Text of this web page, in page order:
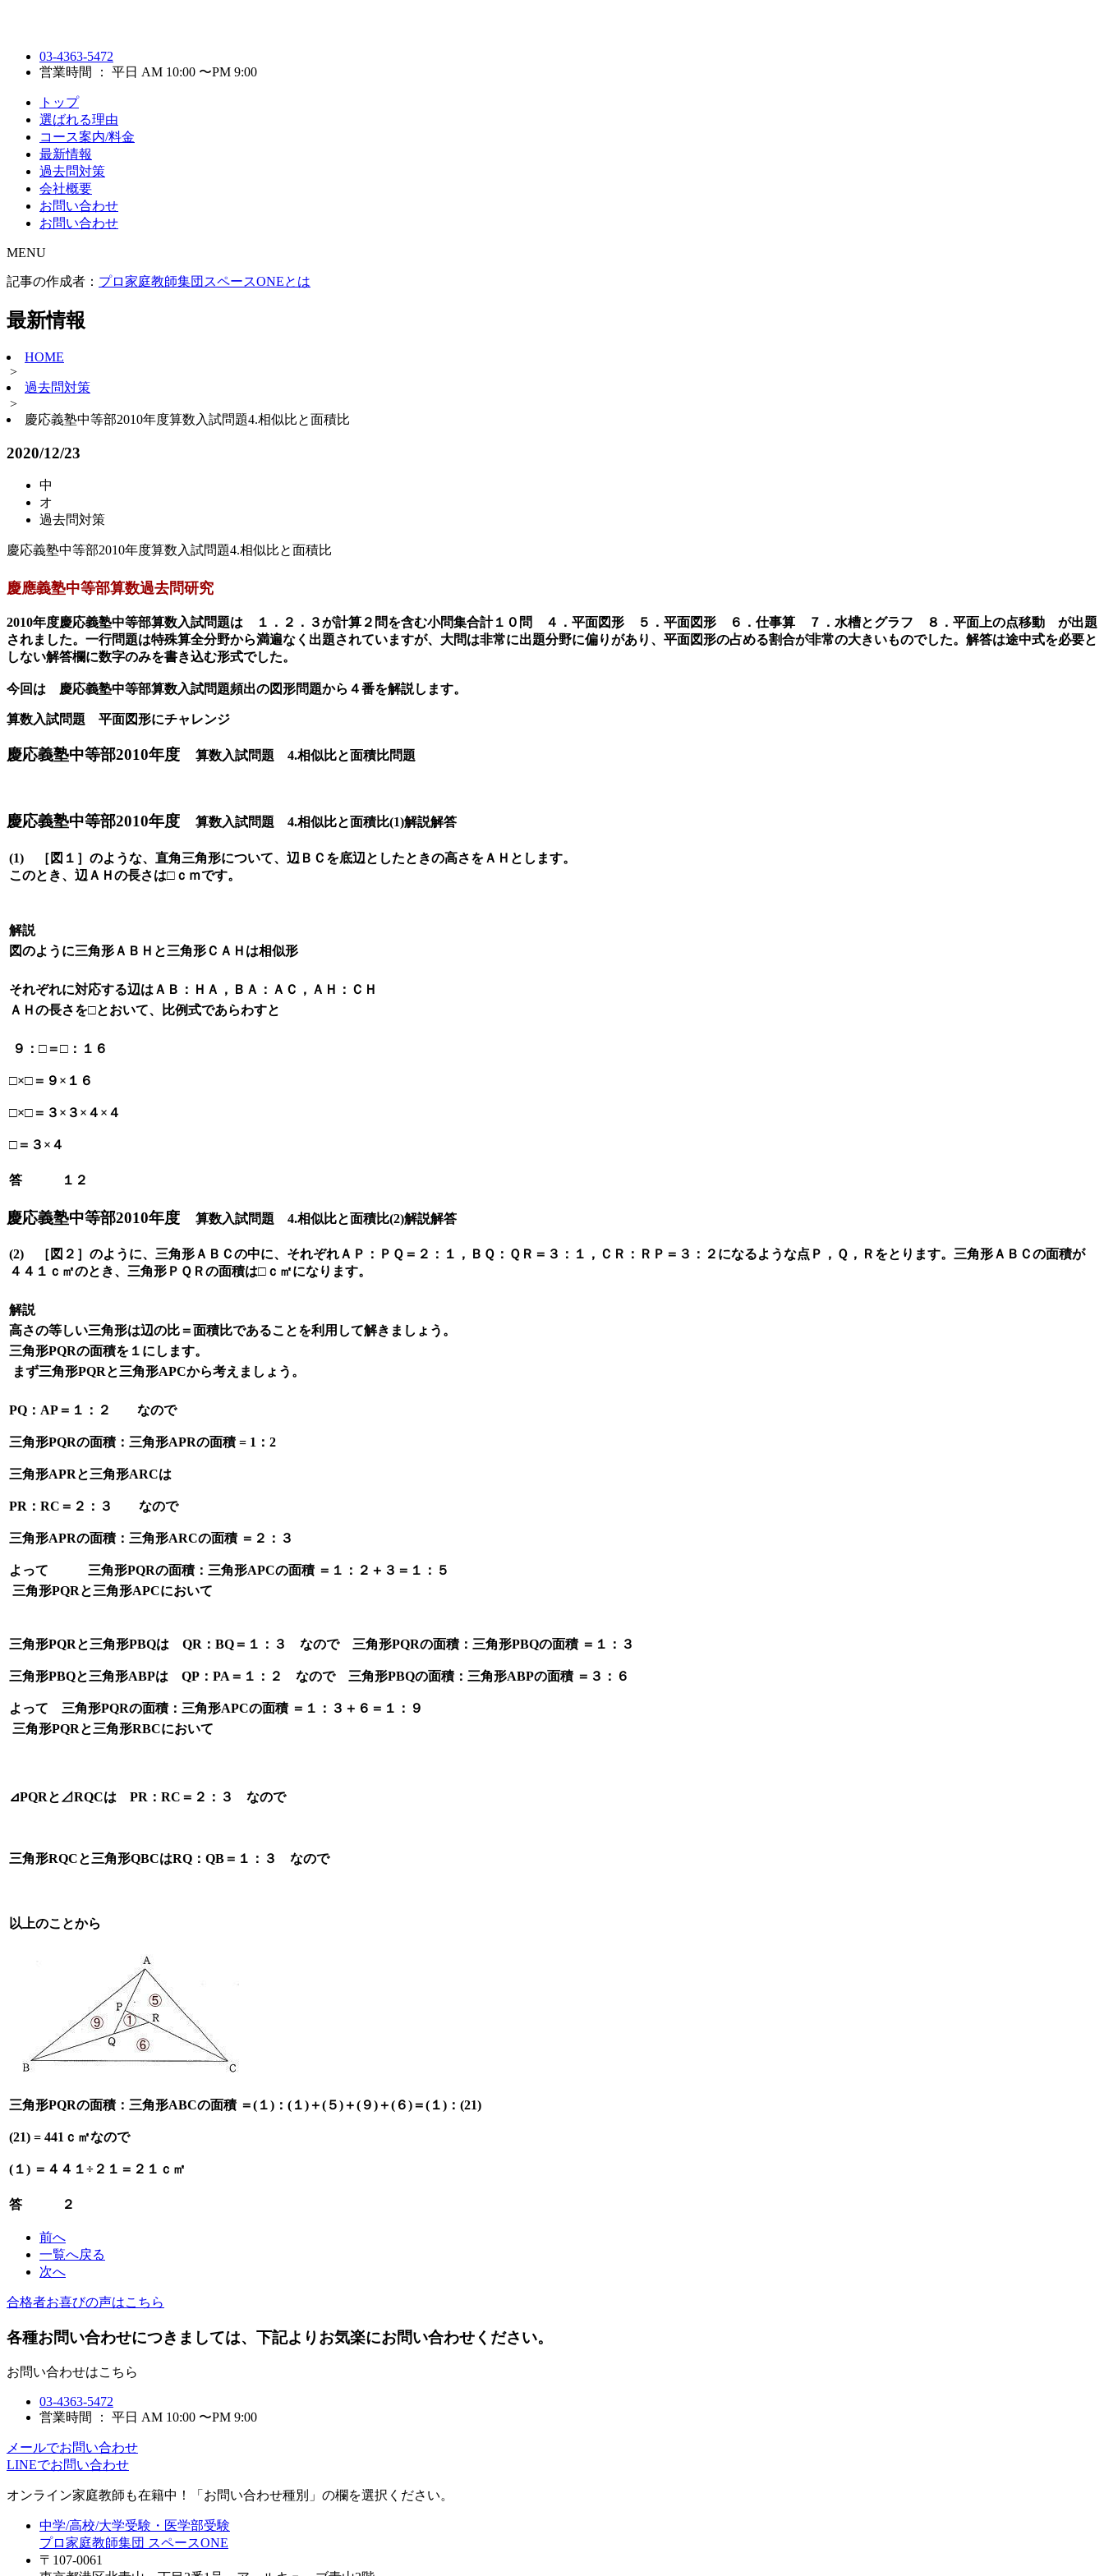
03-4363-5472
営業時間 ： 平日 AM 10:00 〜PM 9:00
トップ
選ばれる理由
コース案内/料金
最新情報
過去問対策
会社概要
お問い合わせ
お問い合わせ
MENU
記事の作成者： プロ家庭教師集団スペースONEとは
最新情報
HOME
>
過去問対策
>
慶応義塾中等部2010年度算数入試問題4.相似比と面積比
2020/12/23
中
オ
過去問対策
慶応義塾中等部2010年度算数入試問題4.相似比と面積比
慶應義塾中等部算数過去問研究
2010年度慶応義塾中等部算数入試問題は １．２．３が計算２問を含む小問集合計１０問 ４．平面図形 ５．平面図形 ６．仕事算 ７．水槽とグラフ ８．平面上の点移動 が出題
されました。一行問題は特殊算全分野から満遍なく出題されていますが、大問は非常に出題分野に偏りがあり、平面図形の占める割合が非常の大きいものでした。解答は途中式を必要と
しない解答欄に数字のみを書き込む形式でした。
今回は 慶応義塾中等部算数入試問題頻出の図形問題から４番を解説します。
算数入試問題 平面図形にチャレンジ
慶応義塾中等部2010年度 算数入試問題 4.相似比と面積比問題
慶応義塾中等部2010年度 算数入試問題 4.相似比と面積比(1)解説解答
(1) ［図１］のような、直角三角形について、辺ＢＣを底辺としたときの高さをＡＨとします。
このとき、辺ＡＨの長さは□ｃｍです。
解説
図のように三角形ＡＢＨと三角形ＣＡＨは相似形
それぞれに対応する辺はＡＢ：ＨＡ，ＢＡ：ＡＣ，ＡＨ：ＣＨ
ＡＨの長さを□とおいて、比例式であらわすと
９：□＝□：１６
□×□＝９×１６
□×□＝３×３×４×４
□＝３×４
答 １２
慶応義塾中等部2010年度 算数入試問題 4.相似比と面積比(2)解説解答
(2) ［図２］のように、三角形ＡＢＣの中に、それぞれＡＰ：ＰＱ＝２：１，ＢＱ：ＱＲ＝３：１，ＣＲ：ＲＰ＝３：２になるような点Ｐ，Ｑ，Ｒをとります。三角形ＡＢＣの面積が
４４１ｃ㎡のとき、三角形ＰＱＲの面積は□ｃ㎡になります。
解説
高さの等しい三角形は辺の比＝面積比であることを利用して解きましょう。
三角形PQRの面積を１にします。
まず三角形PQRと三角形APCから考えましょう。
PQ：AP＝１：２ なので
三角形PQRの面積：三角形APRの面積 = 1：2
三角形APRと三角形ARCは
PR：RC＝２：３ なので
三角形APRの面積：三角形ARCの面積 ＝２：３
よって 三角形PQRの面積：三角形APCの面積 ＝１：２＋３＝１：５
三角形PQRと三角形APCにおいて
三角形PQRと三角形PBQは QR：BQ＝１：３ なので 三角形PQRの面積：三角形PBQの面積 ＝１：３
三角形PBQと三角形ABPは QP：PA＝１：２ なので 三角形PBQの面積：三角形ABPの面積 ＝３：６
よって 三角形PQRの面積：三角形APCの面積 ＝１：３＋６＝１：９
三角形PQRと三角形RBCにおいて
⊿PQRと⊿RQCは PR：RC＝２：３ なので
三角形RQCと三角形QBCはRQ：QB＝１：３ なので
以上のことから
三角形PQRの面積：三角形ABCの面積 ＝(１)：(１)＋(５)＋(９)＋(６)＝(１)：(21)
(21) = 441ｃ㎡なので
(１) ＝４４１÷２１＝２１ｃ㎡
答 ２
前へ
一覧へ戻る
次へ
合格者お喜びの声はこちら
各種お問い合わせにつきましては、下記よりお気楽にお問い合わせください。
お問い合わせはこちら
03-4363-5472
営業時間 ： 平日 AM 10:00 〜PM 9:00
メールでお問い合わせ
LINEでお問い合わせ
オンライン家庭教師 も在籍中！「お問い合わせ種別」の欄を選択ください。
中学/高校/大学受験・医学部受験
プロ家庭教師集団 スペースONE
〒107-0061